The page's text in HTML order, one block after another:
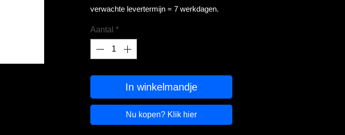
verwachte levertermijn = 7 werkdagen.
Aantal *
In winkelmandje
Nu kopen? Klik hier